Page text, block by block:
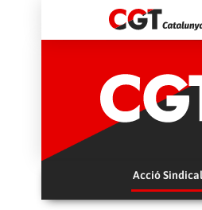
Acció Sindical